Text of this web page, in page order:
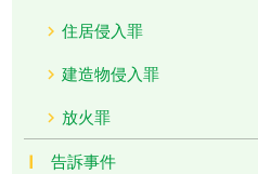
住居侵入罪
建造物侵入罪
放火罪
告訴事件